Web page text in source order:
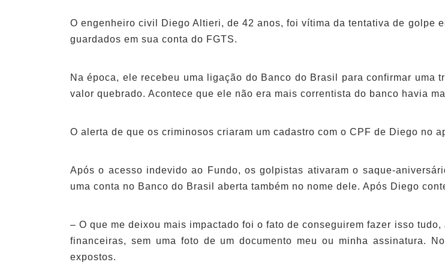
O engenheiro civil Diego Altieri, de 42 anos, foi vítima da tentativa de golpe
guardados em sua conta do FGTS.
Na época, ele recebeu uma ligação do Banco do Brasil para confirmar uma
valor quebrado. Acontece que ele não era mais correntista do banco havia
O alerta de que os criminosos criaram um cadastro com o CPF de Diego no
Após o acesso indevido ao Fundo, os golpistas ativaram o saque-
uma conta no Banco do Brasil aberta também no nome dele. Após Diego
– O que me deixou mais impactado foi o fato de conseguirem fazer isso
financeiras, sem uma foto de um documento meu ou minha assinatura.
expostos.